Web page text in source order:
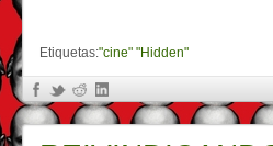
Etiquetas:"cine" "Hidden"